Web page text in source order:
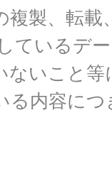
複製、転
ているデ
ないこと
る内容に